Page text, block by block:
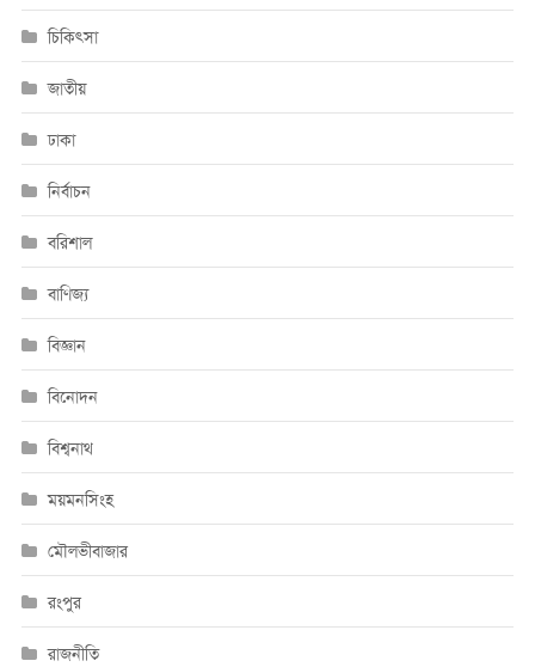
চিকিৎসা
জাতীয়
ঢাকা
নির্বাচন
বরিশাল
বাণিজ্য
বিজ্ঞান
বিনোদন
বিশ্বনাথ
ময়মনসিংহ
মৌলভীবাজার
রংপুর
রাজনীতি